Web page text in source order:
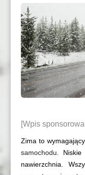
[Wpis
Zima to
samochodu. Niskie
nawierzchnia.